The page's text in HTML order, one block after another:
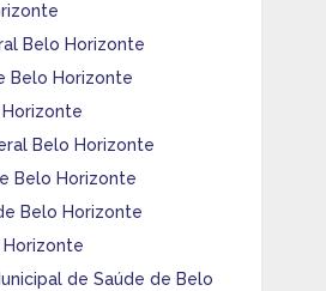
Belo Horizonte
Belo Horizonte
Belo Horizonte
Belo Horizonte
Belo Horizonte
de Saúde de Belo